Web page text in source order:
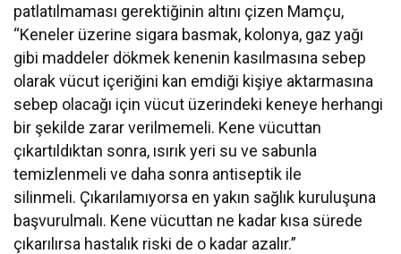
patlatılmaması gerektiğinin altını çizen Mamçu,
“Keneler üzerine sigara basmak, kolonya, gaz yağı
gibi maddeler dökmek kenenin kasılmasına sebep
olarak vücut içeriğini kan emdiği kişiye aktarmasına
sebep olacağı için vücut üzerindeki keneye herhangi
bir şekilde zarar verilmemeli. Kene vücuttan
çıkartıldıktan sonra, ısırık yeri su ve sabunla
temizlenmeli ve daha sonra antiseptik ile
silinmeli. Çıkarılamıyorsa en yakın sağlık kuruluşuna
başvurulmalı. Kene vücuttan ne kadar kısa sürede
çıkarılırsa hastalık riski de o kadar azalır.”